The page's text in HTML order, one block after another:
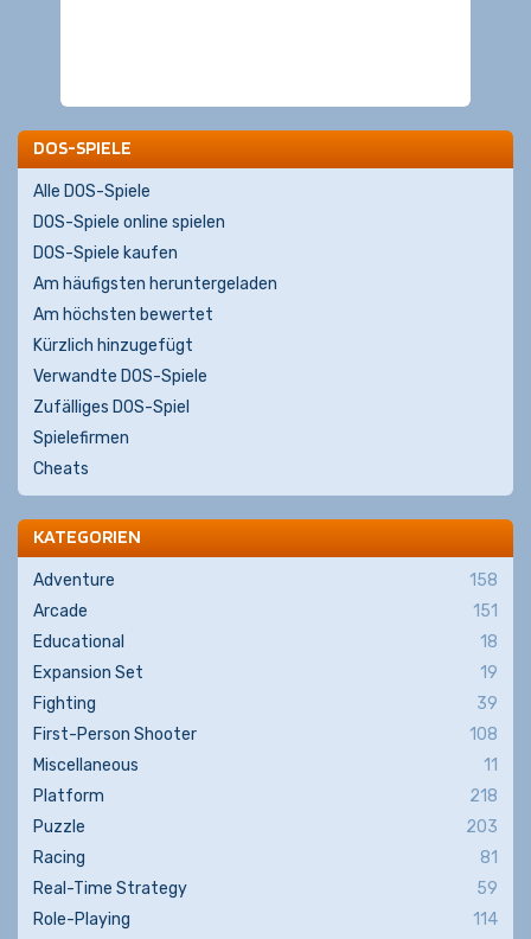
DOS-SPIELE
Alle DOS-Spiele
DOS-Spiele online spielen
DOS-Spiele kaufen
Am häufigsten heruntergeladen
Am höchsten bewertet
Kürzlich hinzugefügt
Verwandte DOS-Spiele
Zufälliges DOS-Spiel
Spielefirmen
Cheats
KATEGORIEN
Adventure
158
Arcade
151
Educational
18
Expansion Set
19
Fighting
39
First-Person Shooter
108
Miscellaneous
11
Platform
218
Puzzle
203
Racing
81
Real-Time Strategy
59
Role-Playing
114